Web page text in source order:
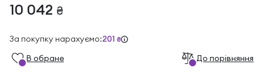
10 042 ₴
За покупку нарахуємо:201 ₴
В обране До порівняння